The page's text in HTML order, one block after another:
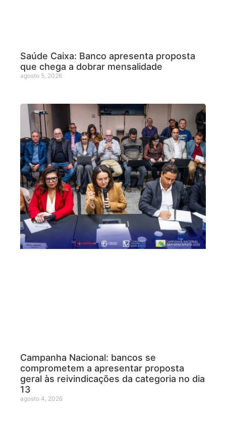
Saúde Caixa: Banco apresenta proposta
que chega a dobrar mensalidade
agosto 5, 2026
Campanha Nacional: bancos se
comprometem a apresentar proposta
geral às reivindicações da categoria no dia
13
agosto 4, 2026